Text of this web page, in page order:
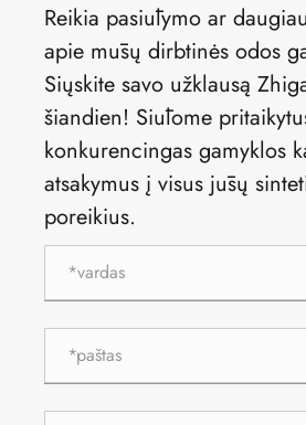
Reikia pasiūlymo ar
apie mūsų dirbtinės odos
Siųskite savo užklausą
šiandien! Siūlome
konkurencingas gamyklos
atsakymus į visus jūsų
poreikius.